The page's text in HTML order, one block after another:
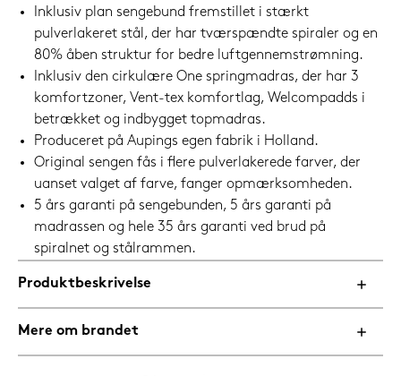
Inklusiv plan sengebund fremstillet i stærkt
pulverlakeret stål, der har tværspændte spiraler og en
80% åben struktur for bedre luftgennemstrømning.
Inklusiv den cirkulære One springmadras, der har 3
komfortzoner, Vent-tex komfortlag, Welcompadds i
betrækket og indbygget topmadras.
Produceret på Aupings egen fabrik i Holland.
Original sengen fås i flere pulverlakerede farver, der
uanset valget af farve, fanger opmærksomheden.
5 års garanti på sengebunden, 5 års garanti på
madrassen og hele 35 års garanti ved brud på
spiralnet og stålrammen.
Produktbeskrivelse
Mere om brandet